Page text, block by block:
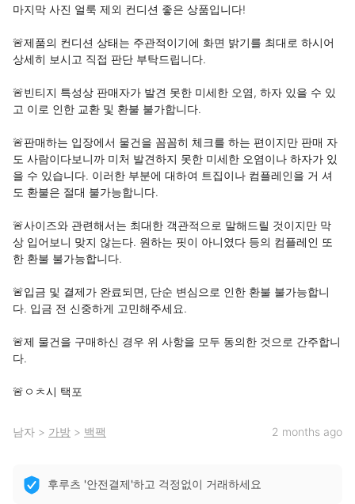
마지막 사진 얼룩 제외 컨디션 좋은 상품입니다!
🚨제품의 컨디션 상태는 주관적이기에 화면 밝기를 최대로 하시어
상세히 보시고 직접 판단 부탁드립니다.
🚨빈티지 특성상 판매자가 발견 못한 미세한 오염, 하자 있을 수 있
고 이로 인한 교환 및 환불 불가합니다.
🚨판매하는 입장에서 물건을 꼼꼼히 체크를 하는 편이지만 판매 자
도 사람이다보니까 미처 발견하지 못한 미세한 오염이나 하자가 있
을 수 있습니다. 이러한 부분에 대하여 트집이나 컴플레인을 거 셔
도 환불은 절대 불가능합니다.
🚨사이즈와 관련해서는 최대한 객관적으로 말해드릴 것이지만 막
상 입어보니 맞지 않는다. 원하는 핏이 아니였다 등의 컴플레인 또
한 환불 불가능합니다.
🚨입금 및 결제가 완료되면, 단순 변심으로 인한 환불 불가능합니
다. 입금 전 신중하게 고민해주세요.
🚨제 물건을 구매하신 경우 위 사항을 모두 동의한 것으로 간주합니
다.
🚨ㅇㅊ시 택포
남자 > 가방 > 백팩 2 months ago
후루츠 '안전결제'하고 걱정없이 거래하세요